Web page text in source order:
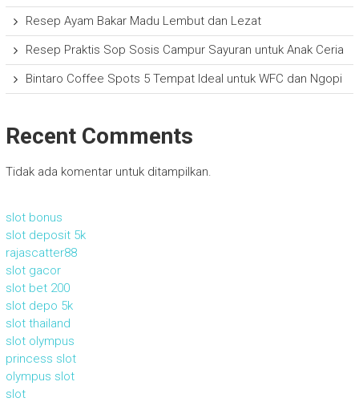
Resep Ayam Bakar Madu Lembut dan Lezat
Resep Praktis Sop Sosis Campur Sayuran untuk Anak Ceria
Bintaro Coffee Spots 5 Tempat Ideal untuk WFC dan Ngopi
Recent Comments
Tidak ada komentar untuk ditampilkan.
slot bonus
slot deposit 5k
rajascatter88
slot gacor
slot bet 200
slot depo 5k
slot thailand
slot olympus
princess slot
olympus slot
slot